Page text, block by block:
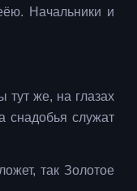
Начальники и
тут же, на глазах
снадобья служат
так Золотое